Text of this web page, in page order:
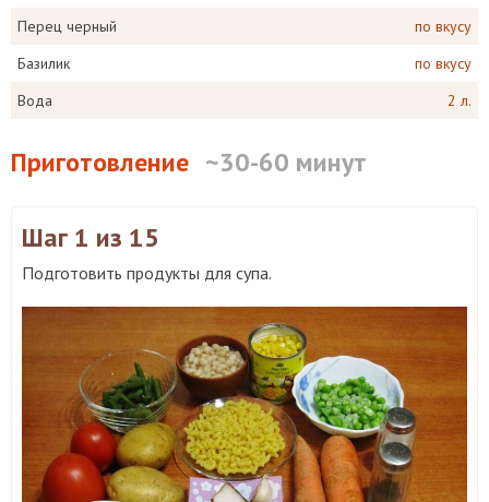
Перец черный
по вкусу
Базилик
по вкусу
Вода
2 л.
Приготовление ~30-60 минут
Шаг 1 из 15
Подготовить продукты для супа.